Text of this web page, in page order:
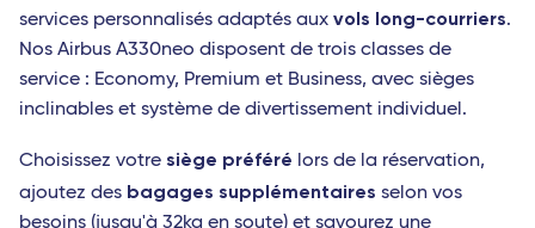
services personnalisés adaptés aux vols long-courriers.
Nos Airbus A330neo disposent de trois classes de
service : Economy, Premium et Business, avec sièges
inclinables et système de divertissement individuel.
Choisissez votre siège préféré lors de la réservation,
ajoutez des bagages supplémentaires selon vos
besoins (jusqu'à 32kg en soute) et savourez une